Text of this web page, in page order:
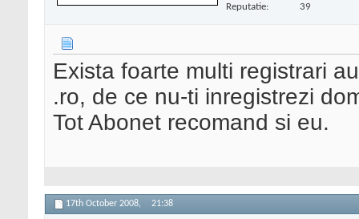
Reputatie: 39
Exista foarte multi registrari
.ro, de ce nu-ti inregistrezi
Tot Abonet recomand si eu.
17th October 2008, 21:38